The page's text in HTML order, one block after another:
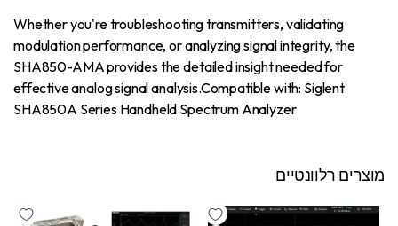
Whether you're troubleshooting transmitters, validating
modulation performance, or analyzing signal integrity, the
SHA850-AMA provides the detailed insight needed for
effective analog signal analysis.Compatible with: Siglent
SHA850A Series Handheld Spectrum Analyzer
מוצרים רלוונטיים